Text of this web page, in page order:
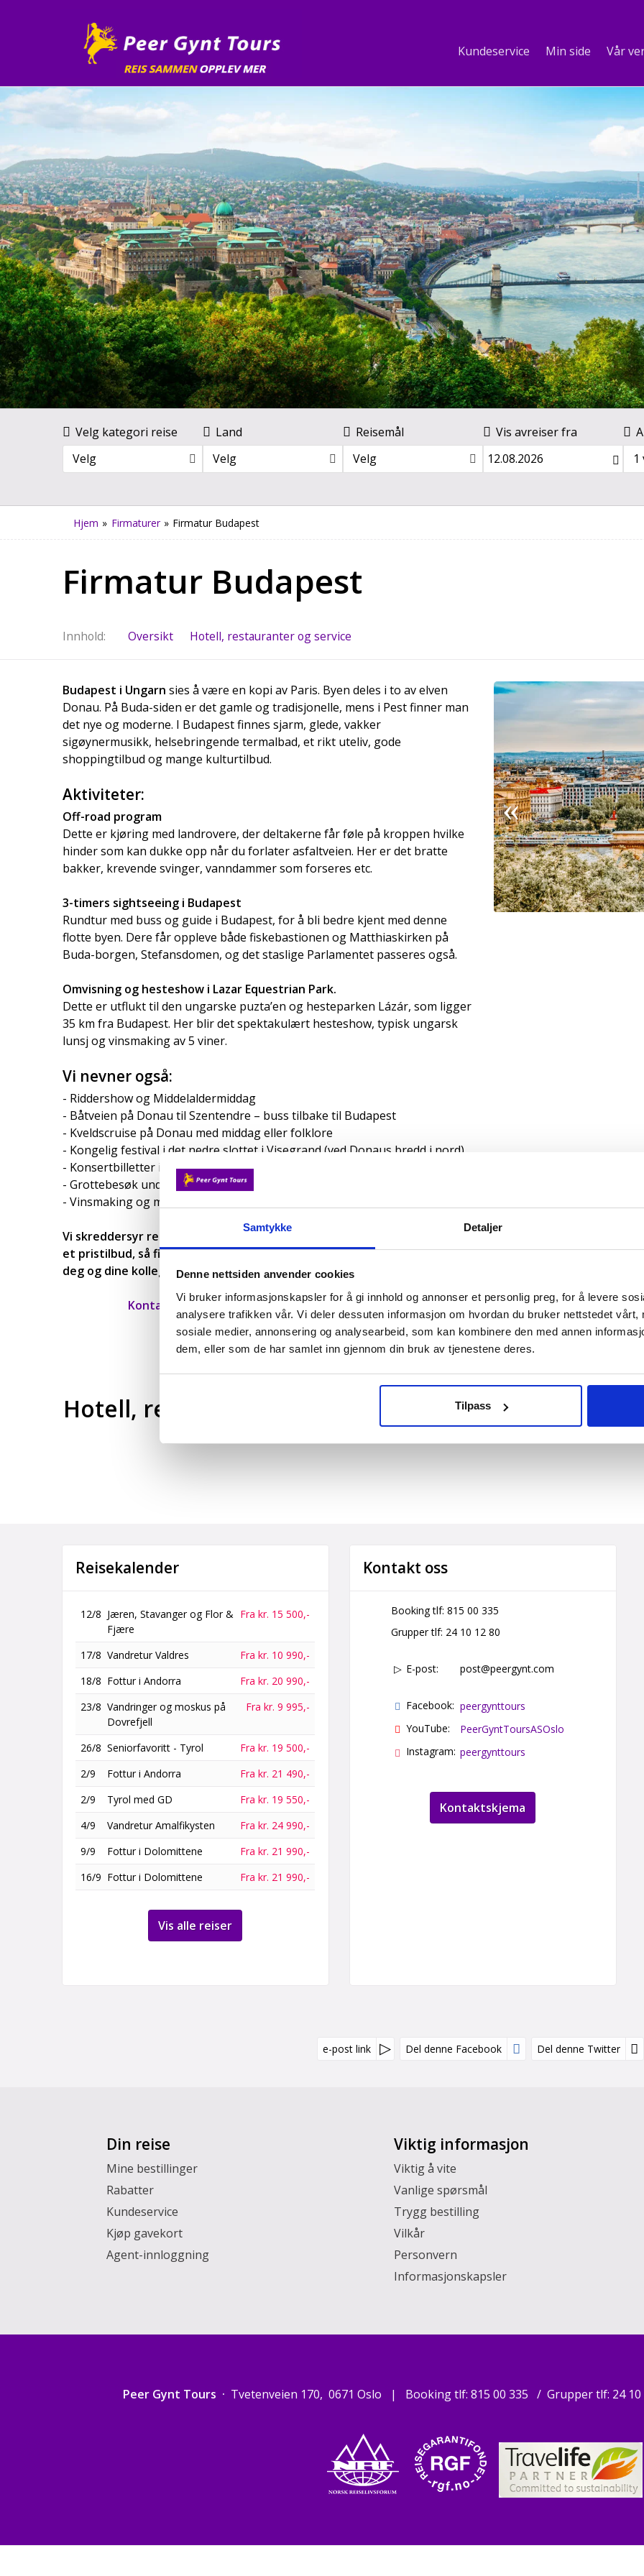
Samtykke Detaljer
Denne nettsiden anvender cookies
Vi bruker informasjonskapsler for å gi innhold og annonser et personlig preg, for å levere
analysere trafikken vår. Vi deler dessuten informasjon om hvordan du bruker nettstedet vårt,
sosiale medier, annonsering og analysearbeid, som kan kombinere den med annen
dem, eller som de har samlet inn gjennom din bruk av tjenestene deres.
Tilpass
Kundeservice Min side Vår
Velg kategori reise
Velg
Land
Velg
Reisemål
Velg
Vis avreiser fra
1
Hjem » Firmaturer » Firmatur Budapest
Firmatur Budapest
Innhold Oversikt Hotell, restauranter og service
Budapest i Ungarn sies å være en kopi av Paris. Byen deles i to av elven
Donau. På Buda-siden er det gamle og tradisjonelle, mens i Pest finner man
det nye og moderne. I Budapest finnes sjarm, glede, vakker
sigøynermusikk, helsebringende termalbad, et rikt uteliv, gode
shoppingtilbud og mange kulturtilbud.
Aktiviteter:
Off-road program
Dette er kjøring med landrovere, der deltakerne får føle på kroppen hvilke
hinder som kan dukke opp når du forlater asfaltveien. Her er det bratte
bakker, krevende svinger, vanndammer som forseres etc.
3-timers sightseeing i Budapest
Rundtur med buss og guide i Budapest, for å bli bedre kjent med denne
flotte byen. Dere får oppleve både fiskebastionen og Matthiaskirken på
Buda-borgen, Stefansdomen, og det staslige Parlamentet passeres også.
Omvisning og hesteshow i Lazar Equestrian Park.
Dette er utflukt til den ungarske puzta’en og hesteparken Lázár, som ligger
35 km fra Budapest. Her blir det spektakulært hesteshow, typisk ungarsk
lunsj og vinsmaking av 5 viner.
Vi nevner også:
- Riddershow og Middelaldermiddag
- Båtveien på Donau til Szentendre – buss tilbake til Budapest
- Kveldscruise på Donau med middag eller folklore
- Kongelig festival i det nedre slottet i Visegrand (ved Donaus bredd i nord)
- Konsertbilletter i f.eks. konserthuset eller operaen
- Grottebesøk under gamlebyen i Budapest
- Vinsmaking og middag i Boratakomba vinkjeller
Vi skreddersyr reisen for din gruppe på ønskede datoer. Ta kontakt for
et pristilbud, så finner vi også frem til riktig bosted og aktiviteter for
deg og dine kolleger.
Kontakt oss nå for en god start på planleggingen!
Se her for flere firmaturer!
Hotell, restauranter og service
Reisekalender
12/8 Jæren, Stavanger og Flor &
Fjære
Fra kr. 15 500,-
17/8 Vandretur Valdres
Fra kr. 10 990,-
18/8 Fottur i Andorra
Fra kr. 20 990,-
23/8 Vandringer og moskus på
Dovrefjell
Fra kr. 9 995,-
26/8 Seniorfavoritt - Tyrol
Fra kr. 19 500,-
2/9
Fottur i Andorra
Fra kr. 21 490,-
2/9
Tyrol med GD
Fra kr. 19 550,-
4/9
Vandretur Amalfikysten
Fra kr. 24 990,-
9/9
Fottur i Dolomittene
Fra kr. 21 990,-
16/9 Fottur i Dolomittene Fra kr. 21 990,-
Vis alle reiser
Kontakt oss
Booking tlf:815 00 335
Grupper tlf: 24 10 12 80
E-post: post@peergynt.com
Facebook: peergynttours
YouTube:
PeerGyntToursASOslo
Instagram: peergynttours
Kontaktskjema
e-post link Del denne Facebook Del denne Twitter
Din reise
Mine bestillinger
Rabatter
Kundeservice
Kjøp gavekort
Agent-innloggning
Viktig informasjon
Viktig å vite
Vanlige spørsmål
Trygg bestilling
Vilkår
Personvern
Informasjonskapsler
Peer Gynt Tours Tvetenveien 170 0671 Oslo Booking tlf: 815 00 335 Grupper tlf: 24